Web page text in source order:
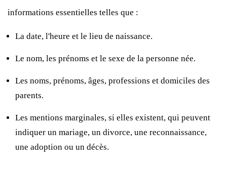
informations essentielles telles que :
La date, l'heure et le lieu de naissance.
Le nom, les prénoms et le sexe de la personne née.
Les noms, prénoms, âges, professions et domiciles des
parents.
Les mentions marginales, si elles existent, qui peuvent
indiquer un mariage, un divorce, une reconnaissance,
une adoption ou un décès.